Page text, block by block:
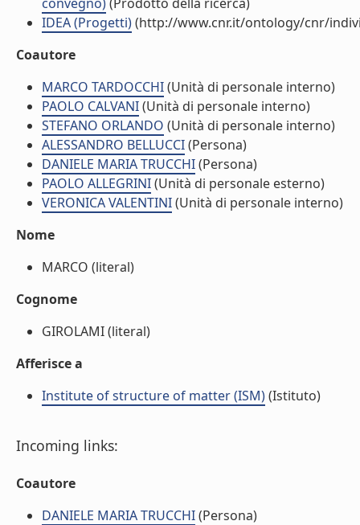
IDEA (Progetti)(http://www.cnr.it/ontology/cnr/
Coautore
MARCO TARDOCCHI(Unità di personale interno)
PAOLO CALVANI(Unità di personale interno)
STEFANO ORLANDO (Unità di personale interno)
ALESSANDRO BELLUCCI(Persona)
DANIELE MARIA TRUCCHI(Persona)
PAOLO ALLEGRINI(Unità di personale esterno)
VERONICA VALENTINI(Unità di personale interno)
Nome
MARCO (literal)
Cognome
GIROLAMI (literal)
Afferisce a
Institute of structure of matter (ISM)(Istituto)
Incoming links:
Coautore
DANIELE MARIA TRUCCHI(Persona)